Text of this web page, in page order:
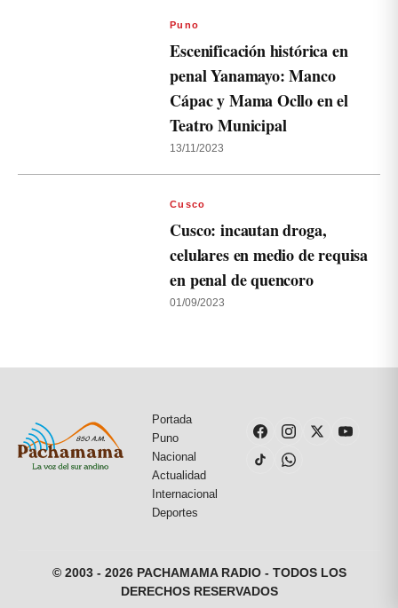
Puno
Escenificación histórica en
penal Yanamayo: Manco
Cápac y Mama Ocllo en el
Teatro Municipal
13/11/2023
Cusco
Cusco: incautan droga,
celulares en medio de requisa
en penal de quencoro
01/09/2023
Portada
Puno
Nacional
Actualidad
Internacional
Deportes
© 2003 - 2026 PACHAMAMA RADIO - TODOS LOS
DERECHOS RESERVADOS